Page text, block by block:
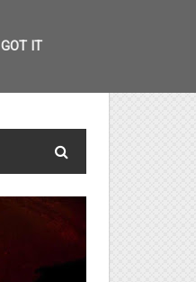
GOT IT